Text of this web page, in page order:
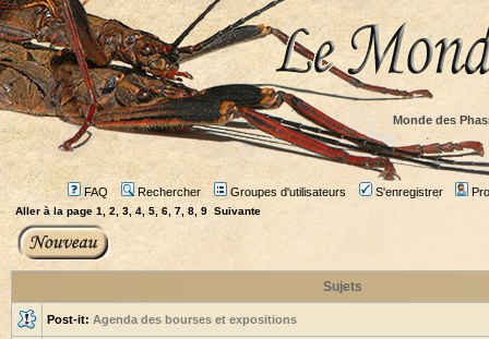
Monde des
FAQ Rechercher Groupes d'utilisateurs S'enregistrer
Aller à la page 1 2 3 4, 5 6 7 8 9 Suivante
Sujets
Post-it: Agenda des bourses et expositions